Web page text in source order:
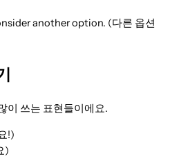
another option. (다른 옵션
이 쓰는 표현들이에요.
!)
)